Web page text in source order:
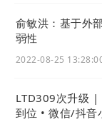
现数字化经营
俞敏洪：基于外
弱性
2022-08-25
LTD309次升级 |
到位 • 微信/抖音